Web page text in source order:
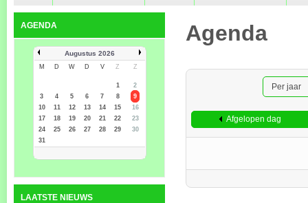
AGENDA
Augustus 2026
M D W D V Z Z
1
2
3
4 5 6 7 8
9
10
11 12 13 14 15
16
17
18 19 20 21 22
23
24
25 26 27 28 29
30
31
LAATSTE NIEUWS
Agenda
Per jaar
Afgelopen dag